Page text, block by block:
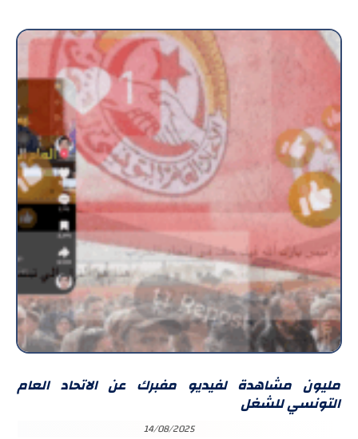
مليون مشاهدة لفيديو مفبرك عن الاتحاد العام
التونسي للشغل
14/08/2025